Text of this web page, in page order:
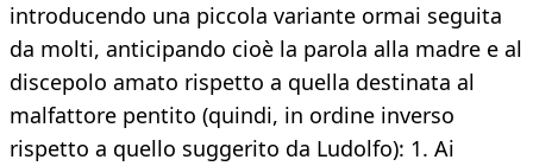
introducendo una piccola variante ormai seguita
da molti, anticipando cioè la parola alla madre e al
discepolo amato rispetto a quella destinata al
malfattore pentito (quindi, in ordine inverso
rispetto a quello suggerito da Ludolfo): 1. Ai